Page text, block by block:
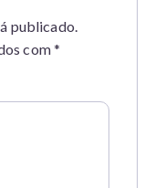
publicado.
com*